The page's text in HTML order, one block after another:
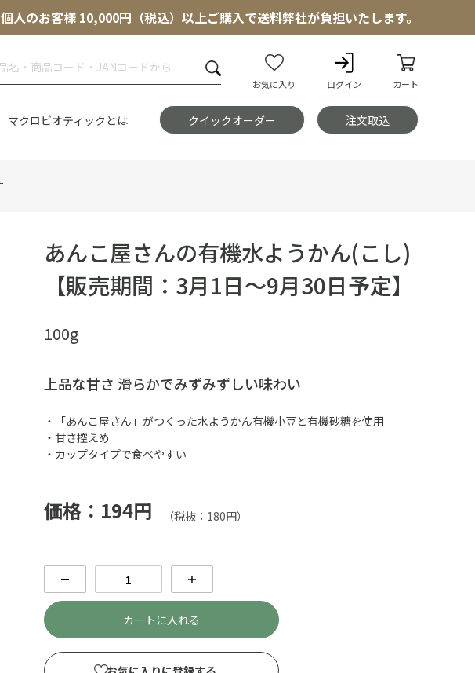
個人のお客様 10,000円（税込）以上ご購入で送料弊社が負担いたします。
お気に入り ログイン カート
マクロビオティックとは クイックオーダー 注文取込
あんこ屋さんの有機水ようかん(こし)
【販売期間：3月1日～9月30日予定】
100g
上品な甘さ 滑らかでみずみずしい味わい
・「あんこ屋さん」がつくった水ようかん有機小豆と有機砂糖を使用
・甘さ控えめ
・カップタイプで食べやすい
価格：194円 （税抜：180円）
－ ＋
カートに入れる